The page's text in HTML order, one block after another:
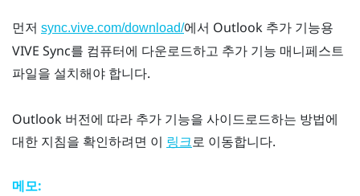
먼저 sync.vive.com/download/에서 Outlook 추가 기능용
VIVE Sync를 컴퓨터에 다운로드하고 추가 기능 매니페스트
파일을 설치해야 합니다.
Outlook 버전에 따라 추가 기능을 사이드로드하는 방법에
대한 지침을 확인하려면 이 링크로 이동합니다.
메모: